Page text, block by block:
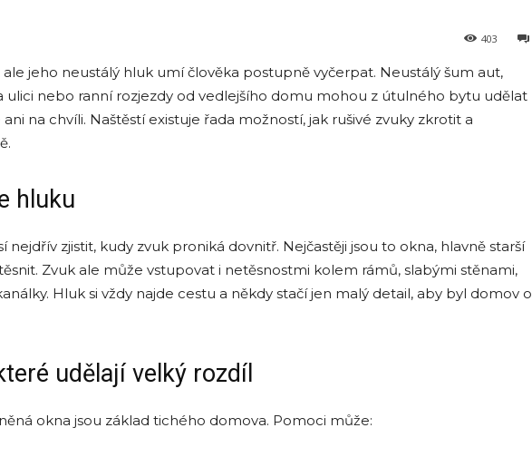
403
jeho neustálý hluk umí člověka postupně vyčerpat. Neustálý šum aut,
ulici nebo ranní rozjezdy od vedlejšího domu mohou z útulného bytu udělat
na chvíli. Naštěstí existuje řada možností, jak rušivé zvuky zkrotit a
hluku
nejdřív zjistit, kudy zvuk proniká dovnitř. Nejčastěji jsou to okna, hlavně starší
Zvuk ale může vstupovat i netěsnostmi kolem rámů, slabými stěnami,
Hluk si vždy najde cestu a někdy stačí jen malý detail, aby byl domov o
udělají velký rozdíl
okna jsou základ tichého domova. Pomoci může: